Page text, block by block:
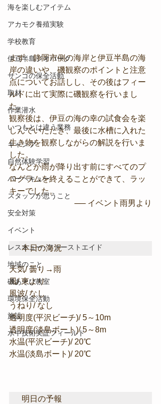
海を楽しむアイテム
アカモク養殖実験
学校教育
伊豆半島ジオパーク
サンゴの保全活動
取材
作業潜水
いつもとは違う業務
キャンプ
自然体験学習
バーベキュー
スタッフが思うこと
安全対策
イベント
レスキュー･ファーストエイド
地域のこと
磯あそび教室
環境保全活動
施設
水中技術実証フィールド
まず、静岡市側の海岸と伊豆半島の海
岸の違いや、磯観察のポイントと注意
点についてお話しし、その後はフィー
ルドに出て実際に磯観察を行いまし
た。
観察後は、伊豆の海の幸の試食会を楽
しんでいただき、最後に水槽に入れた
生き物を観察しながらの解説を行いま
した。
なんとか雨が降り出す前にすべてのプ
ログラムを終えることができて、ラッ
キーでした。
── イベント雨男より
本日の海況
天気/ 曇り→雨
風/ 東より
風波/ なし
うねり/ なし
透明度(平沢ビーチ)/ 5～10m
透明度(淡島ボート)/ 5～8m
水温(平沢ビーチ)/ 20℃
水温(淡島ボート)/ 20℃
明日の予報